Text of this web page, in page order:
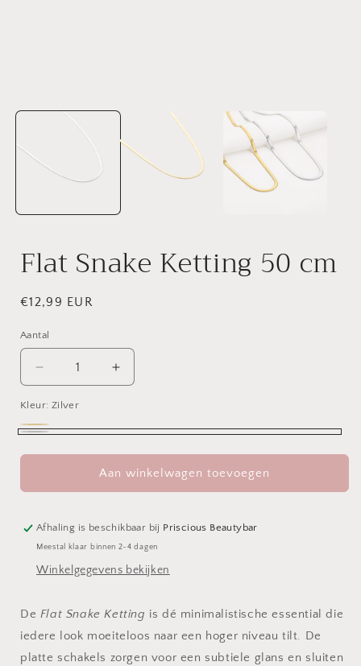
1
modaal
Flat Snake Ketting 50 cm
Normale
€12,99 EUR
Aantal
Aantal
Aantal
verlagen
voor
Flat
Ketting
cm
Aantal
verhogen
Flat
Ketting
50
cm
Kleur: Zilver
Goud
Variant
uitverkocht
beschikbaar
Aan winkelwagen toevoegen
Afhaling is beschikbaar bij Priscious Beautybar
Meestal klaar binnen 2-4 dagen
Winkelgegevens bekijken
De Flat Snake Ketting is dé minimalistische essential die
iedere look moeiteloos naar een hoger niveau tilt. De
platte schakels zorgen voor een subtiele glans en sluiten